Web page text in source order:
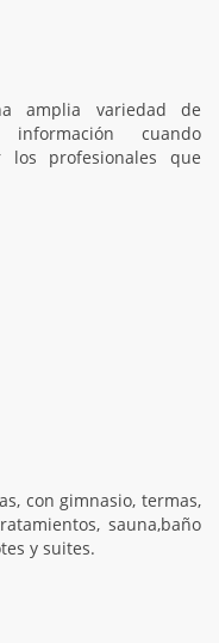
amplia variedad de
cuando
profesionales que
con gimnasio, termas,
sauna,baño
y suites.